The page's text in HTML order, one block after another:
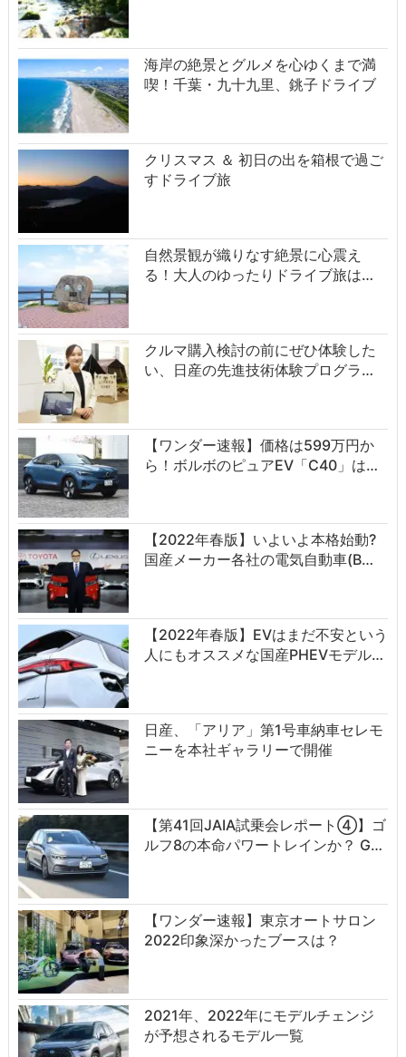
海岸の絶景とグルメを心ゆくまで満
喫！千葉・九十九里、銚子ドライブ
クリスマス ＆ 初日の出を箱根で過ご
すドライブ旅
自然景観が織りなす絶景に心震え
る！大人のゆったりドライブ旅は…
クルマ購入検討の前にぜひ体験した
い、日産の先進技術体験プログラ…
【ワンダー速報】価格は599万円か
ら！ボルボのピュアEV「C40」は…
【2022年春版】いよいよ本格始動?
国産メーカー各社の電気自動車(B…
【2022年春版】EVはまだ不安という
人にもオススメな国産PHEVモデル…
日産、「アリア」第1号車納車セレモ
ニーを本社ギャラリーで開催
【第41回JAIA試乗会レポート④】ゴ
ルフ8の本命パワートレインか？ G…
【ワンダー速報】東京オートサロン
2022印象深かったブースは？
2021年、2022年にモデルチェンジ
が予想されるモデル一覧